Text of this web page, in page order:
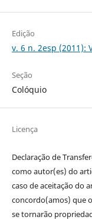
Edição
v. 6 n. 2esp (2011):
Seção
Colóquio
Licença
Declaração de
como autor(es) do
caso de aceitação do
concordo(amos) que
se tornarão